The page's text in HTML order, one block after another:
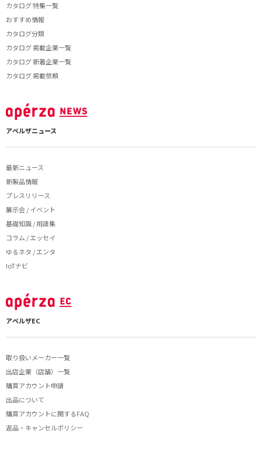
カタログ 特集一覧
おすすめ情報
カタログ分類
カタログ 掲載企業一覧
カタログ 新着企業一覧
カタログ 掲載依頼
アペルザニュース
最新ニュース
新製品情報
プレスリリース
展示会 / イベント
基礎知識 / 用語集
コラム / エッセイ
ゆるネタ / エンタ
IoTナビ
アペルザEC
取り扱いメーカー一覧
出店企業（店舗）一覧
購買アカウント申請
出品について
購買アカウントに関するFAQ
返品・キャンセルポリシー